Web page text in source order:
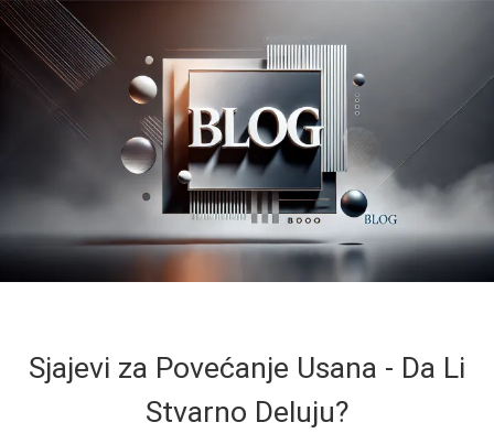
Sjajevi za Povećanje Usana - Da Li
Stvarno Deluju?